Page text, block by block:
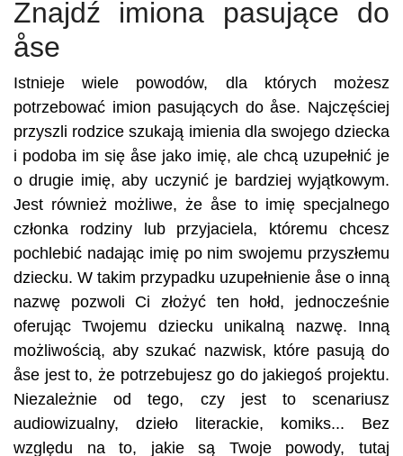
Znajdź imiona pasujące do
åse
Istnieje wiele powodów, dla których możesz
potrzebować imion pasujących do åse. Najczęściej
przyszli rodzice szukają imienia dla swojego dziecka
i podoba im się åse jako imię, ale chcą uzupełnić je
o drugie imię, aby uczynić je bardziej wyjątkowym.
Jest również możliwe, że åse to imię specjalnego
członka rodziny lub przyjaciela, któremu chcesz
pochlebić nadając imię po nim swojemu przyszłemu
dziecku. W takim przypadku uzupełnienie åse o inną
nazwę pozwoli Ci złożyć ten hołd, jednocześnie
oferując Twojemu dziecku unikalną nazwę. Inną
możliwością, aby szukać nazwisk, które pasują do
åse jest to, że potrzebujesz go do jakiegoś projektu.
Niezależnie od tego, czy jest to scenariusz
audiowizualny, dzieło literackie, komiks... Bez
względu na to, jakie są Twoje powody, tutaj